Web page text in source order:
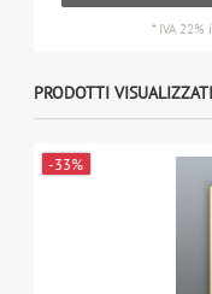
* IVA 22%
PRODOTTI
-33%